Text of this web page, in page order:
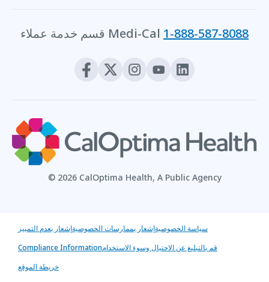
قسم خدمة عملاء Medi-Cal 1-888-587-8088
© 2026 CalOptima Health, A Public Agency
إشعار بعدم التمييزإشعار بممارسات الخصوصيةسياسة الخصوصية
Compliance Informationقم بالتبليغ عن الاحتيال وسوء الاستخدام
خريطة الموقع